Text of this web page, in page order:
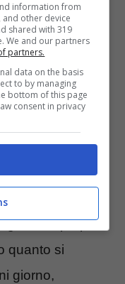
e Tv
cambio
dal 2008
insegnato il
della
di
gioco. È proprio
quanto si
giorno,
information from
other device
shared with 319
We and our partners
partners.
data on the basis
to by managing
bottom of this page
consent in privacy